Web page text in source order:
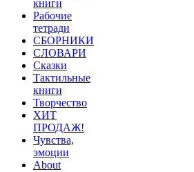
книги
Рабочие
тетради
СБОРНИКИ
СЛОВАРИ
Сказки
Тактильные
книги
Творчество
ХИТ
ПРОДАЖ!
Чувства,
эмоции
About